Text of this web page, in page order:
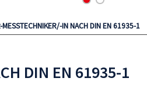
MESSTECHNIKER/-IN NACH DIN EN 61935-1
DIN EN 61935-1